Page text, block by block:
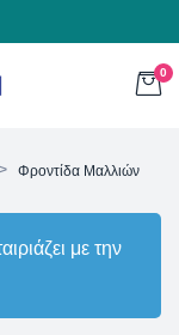
0
Φροντίδα Μαλλιών
με την